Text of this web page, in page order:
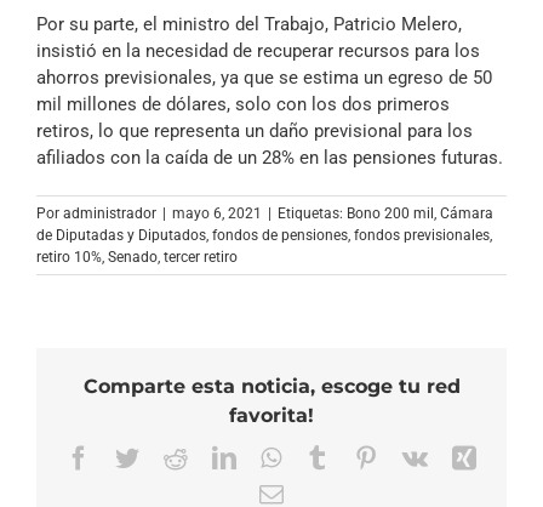
Por su parte, el ministro del Trabajo, Patricio Melero,
insistió en la necesidad de recuperar recursos para los
ahorros previsionales, ya que se estima un egreso de 50
mil millones de dólares, solo con los dos primeros
retiros, lo que representa un daño previsional para los
afiliados con la caída de un 28% en las pensiones futuras.
Por administrador mayo 6, 2021 Etiquetas: Bono 200 mil , Cámara
de Diputadas y Diputados, fondos de pensiones, fondos previsionales,
retiro 10%, Senado, tercer retiro
Comparte esta noticia, escoge tu red
favorita!
Facebook
TwitterRedditLinkedInWhatsApp
TumblrPinterest
Vk
Correo